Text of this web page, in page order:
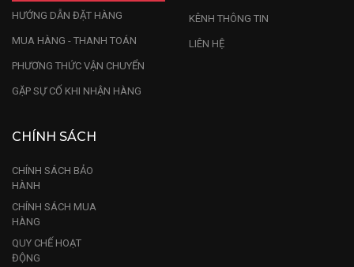
HƯỚNG DẪN ĐẶT HÀNG
MUA HÀNG - THANH TOÁN
PHƯƠNG THỨC VẬN CHUYỂN
GẶP SỰ CỐ KHI NHẬN HÀNG
KÊNH THÔNG TIN
LIÊN HỆ
CHÍNH SÁCH
CHÍNH SÁCH BẢO
HÀNH
CHÍNH SÁCH MUA
HÀNG
QUY CHẾ HOẠT
ĐỘNG